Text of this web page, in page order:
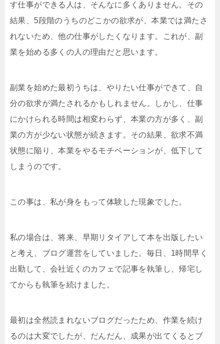
す仕事ができる人は、そんなに多くありません。その
結果、5段階のうちのどこかの欲求が、本業では満たさ
れないため、他の仕事がしたくなります。これが、副
業を始める多くの人の理由だと思います。
副業を始めた最初うちは、やりたい仕事ができて、自
分の欲求が満たされるかもしれません。しかし、仕事
にかけられる時間は相変わらず、本業の方が多く、副
業の方が少ない状態が続きます。その結果、欲求不満
状態に陥り、本業をやるモチベーションが、低下して
しまうのです。
この事は、私が身をもって体験した現象でした。
私の場合は、将来、早期リタイアして本を出版したい
と考え、ブログ運営をしていました。毎日、1時間早く
出勤して、会社近くのカフェで記事を執筆し、帰宅し
てからも執筆を続けました。
最初は全然読まれないブログだったため、作業を続け
るのは大変でしたが、だんだん、成果が出てくるとブ